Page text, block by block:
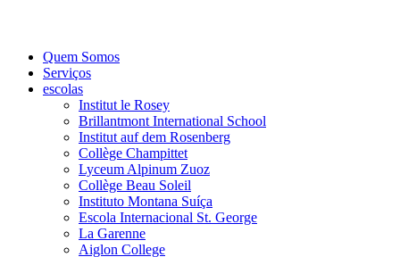
Quem Somos
Serviços
escolas
Institut le Rosey
Brillantmont International School
Institut auf dem Rosenberg
Collège Champittet
Lyceum Alpinum Zuoz
Collège Beau Soleil
Instituto Montana Suíça
Escola Internacional St. George
La Garenne
Aiglon College